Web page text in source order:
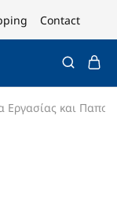
Contact
Εργασίας και